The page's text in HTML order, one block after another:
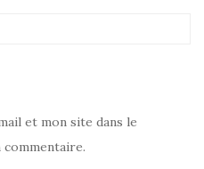
et mon site dans le